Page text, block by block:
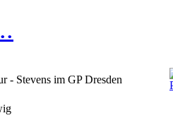
- Stevens im GP Dresden